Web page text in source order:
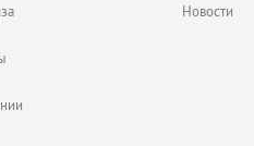
Погода на
Новости